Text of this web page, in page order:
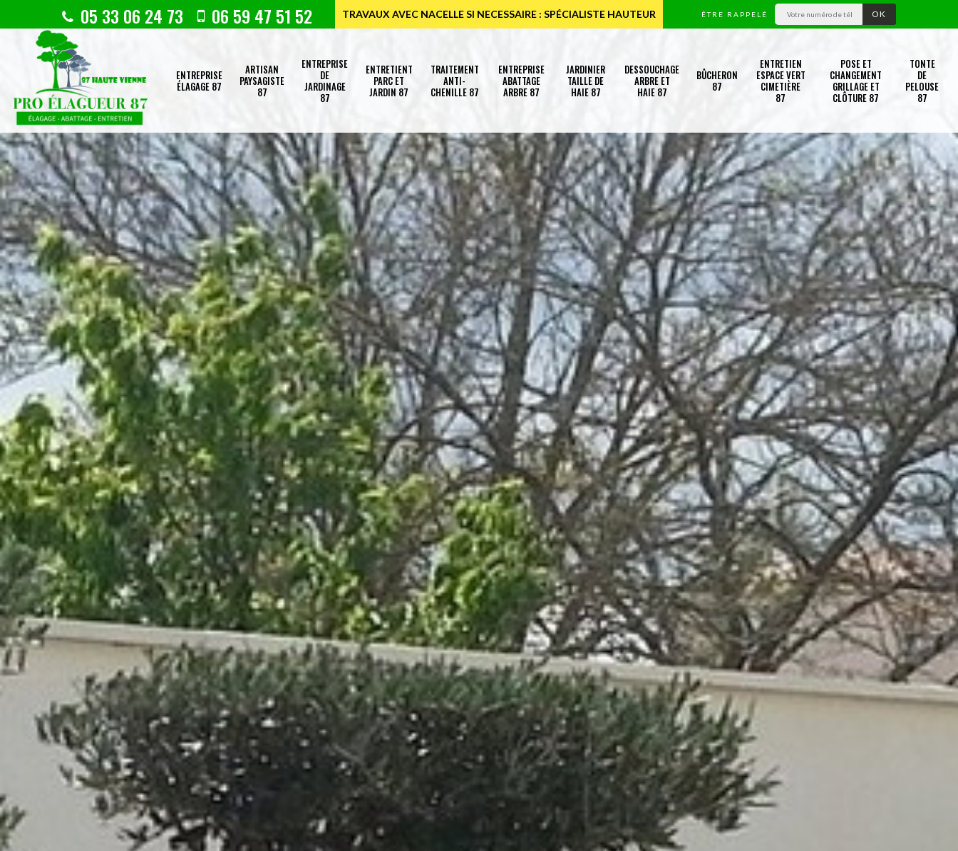
05 33 06 24 73 06 59 47 51 52 TRAVAUX AVEC NACELLE SI NECESSAIRE : SPÉCIALISTE HAUTEUR ÊTRE RAPPELÉ
ENTREPRISE
ÉLAGAGE 87
ARTISAN
PAYSAGISTE
87
ENTREPRISE
DE
JARDINAGE
87
ENTRETIENT
PARC ET
JARDIN 87
TRAITEMENT
ANTI-
CHENILLE 87
ENTREPRISE
ABATTAGE
ARBRE 87
JARDINIER
TAILLE DE
HAIE 87
DESSOUCHAGE
ARBRE ET
HAIE 87
BÛCHERON
87
ENTRETIEN
ESPACE VERT
CIMETIÈRE
87
POSE ET
CHANGEMENT
GRILLAGE ET
CLÔTURE 87
TONTE
DE
PELOUSE
87